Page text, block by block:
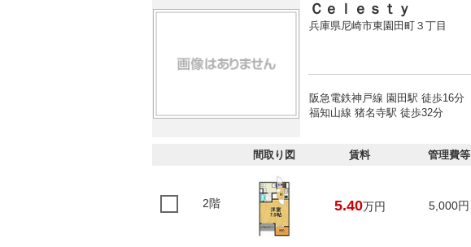
Ｃｅｌｅｓｔｙ
兵庫県尼崎市東園田町３丁目
阪急電鉄神戸線 園田駅 徒歩16分
福知山線 猪名寺駅 徒歩32分
間取り図 賃料 管理費等
2階 5.40万円 5,000円